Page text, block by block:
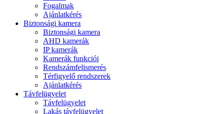
Fogalmak
Ajánlatkérés
Biztonsági kamera
Biztonsági kamera
AHD kamerák
IP kamerák
Kamerák funkciói
Rendszámfelismerés
Térfigyelő rendszerek
Ajánlatkérés
Távfelügyelet
Távfelügyelet
Lakás távfelügyelet